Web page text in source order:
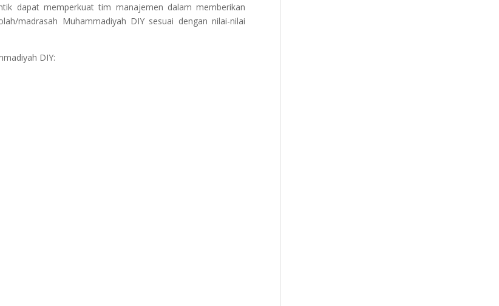
dapat memperkuat tim manajemen dalam memberikan
madrasah Muhammadiyah DIY sesuai dengan nilai-nilai
DIY: